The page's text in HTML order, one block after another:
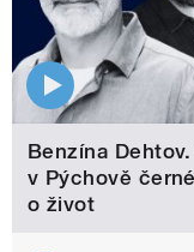
Benzína
v Pýchově
o život